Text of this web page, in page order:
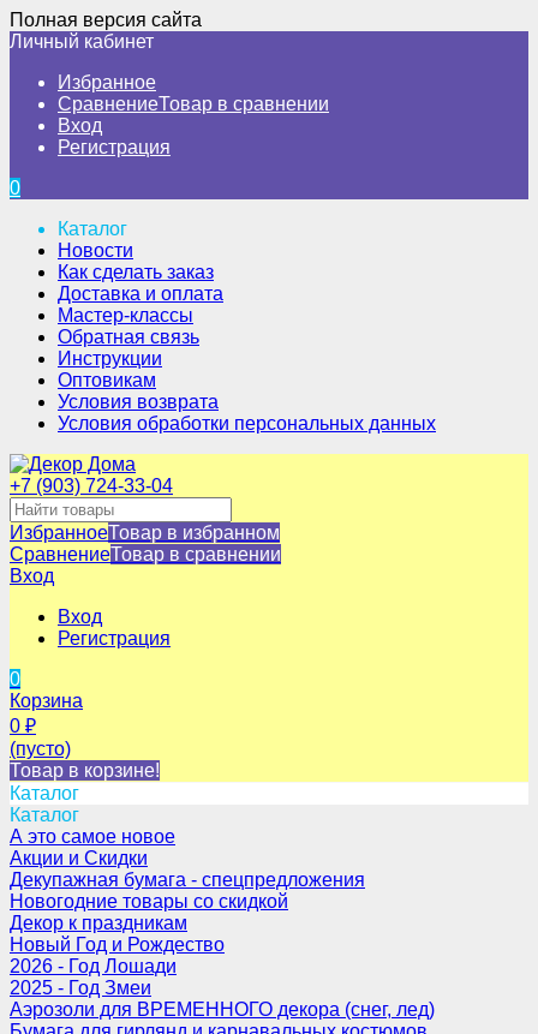
Полная версия сайта
Личный кабинет
Избранное
СравнениеТовар в сравнении
Вход
Регистрация
0
Каталог
Новости
Как сделать заказ
Доставка и оплата
Мастер-классы
Обратная связь
Инструкции
Оптовикам
Условия возврата
Условия обработки персональных данных
+7 (903) 724-33-04
ИзбранноеТовар в избранном
СравнениеТовар в сравнении
Вход
Вход
Регистрация
0
Корзина
0 ₽
(пусто)
Товар в корзине!
Каталог
Каталог
А это самое новое
Акции и Скидки
Декупажная бумага - спецпредложения
Новогодние товары со скидкой
Декор к праздникам
Новый Год и Рождество
2026 - Год Лошади
2025 - Год Змеи
Аэрозоли для ВРЕМЕННОГО декора (снег, лед)